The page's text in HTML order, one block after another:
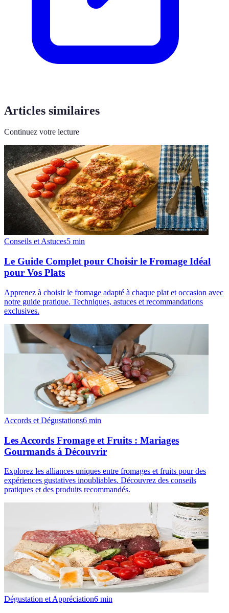
Articles similaires
Continuez votre lecture
Conseils et Astuces5 min
Le Guide Complet pour Choisir le Fromage Idéal
pour Vos Plats
Apprenez à choisir le fromage adapté à chaque plat et occasion avec
notre guide pratique. Techniques, astuces et recommandations
exclusives.
Accords et Dégustations6 min
Les Accords Fromage et Fruits : Mariages
Gourmands à Découvrir
Explorez les alliances uniques entre fromages et fruits pour des
expériences gustatives inoubliables. Découvrez des conseils
pratiques et des produits recommandés.
Dégustation et Appréciation6 min